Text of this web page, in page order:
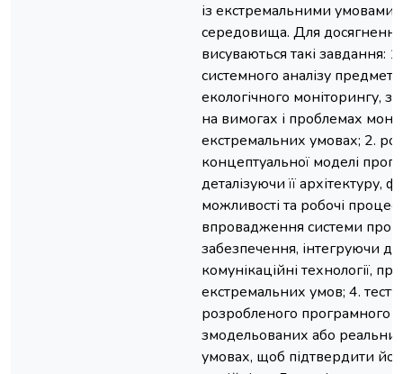
із екстремальними умовами
середовища. Для
висуваються такі завдання:
системного аналізу
екологічного моніторингу,
на вимогах і проблемах
екстремальних умовах; 2.
концептуальної моделі
деталізуючи її архітектуру,
можливості та робочі
впровадження системи
забезпечення, інтегруючи
комунікаційні технології,
екстремальних умов; 4.
розробленого програмного
змодельованих або
умовах, щоб підтвердити